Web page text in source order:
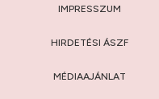
IMPRESSZUM
HIRDETÉSI ÁSZF
MÉDIAAJÁNLAT